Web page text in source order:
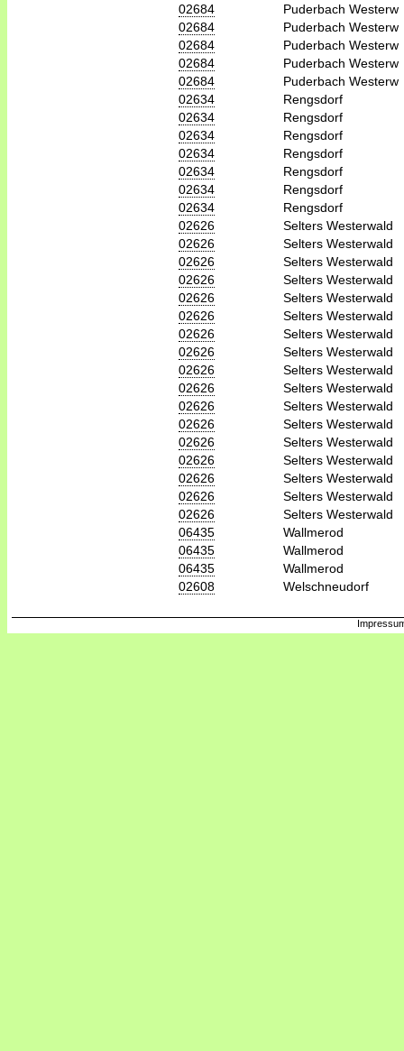
02684
Puderbach Westerw
02684
Puderbach Westerw
02684
Puderbach Westerw
02684
Puderbach Westerw
02684
Puderbach Westerw
02634
Rengsdorf
02634
Rengsdorf
02634
Rengsdorf
02634
Rengsdorf
02634
Rengsdorf
02634
Rengsdorf
02634
Rengsdorf
02626
Selters Westerwald
02626
Selters Westerwald
02626
Selters Westerwald
02626
Selters Westerwald
02626
Selters Westerwald
02626
Selters Westerwald
02626
Selters Westerwald
02626
Selters Westerwald
02626
Selters Westerwald
02626
Selters Westerwald
02626
Selters Westerwald
02626
Selters Westerwald
02626
Selters Westerwald
02626
Selters Westerwald
02626
Selters Westerwald
02626
Selters Westerwald
02626
Selters Westerwald
06435
Wallmerod
06435
Wallmerod
06435
Wallmerod
02608
Welschneudorf